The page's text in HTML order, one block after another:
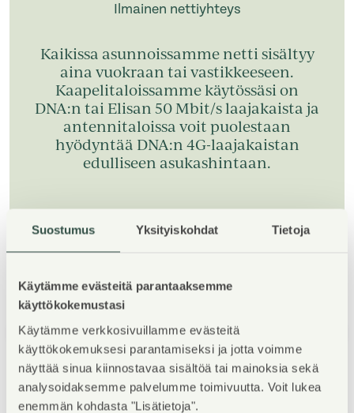
Suostumus Yksityiskohdat Tietoja
Käytämme evästeitä parantaaksemme
käyttökokemustasi
Käytämme verkkosivuillamme evästeitä
käyttökokemuksesi parantamiseksi ja jotta voimme
näyttää sinua kiinnostavaa sisältöä tai mainoksia sekä
analysoidaksemme palvelumme toimivuutta. Voit lukea
enemmän kohdasta "Lisätietoja".
Ilmainen nettiyhteys
Kaikissa asunnoissamme netti sisältyy
aina vuokraan tai vastikkeeseen.
Kaapelitaloissamme käytössäsi on
DNA:n tai Elisan 50 Mbit/s laajakaista ja
antennitaloissa voit puolestaan
hyödyntää DNA:n 4G-laajakaistan
edulliseen asukashintaan.
1/5